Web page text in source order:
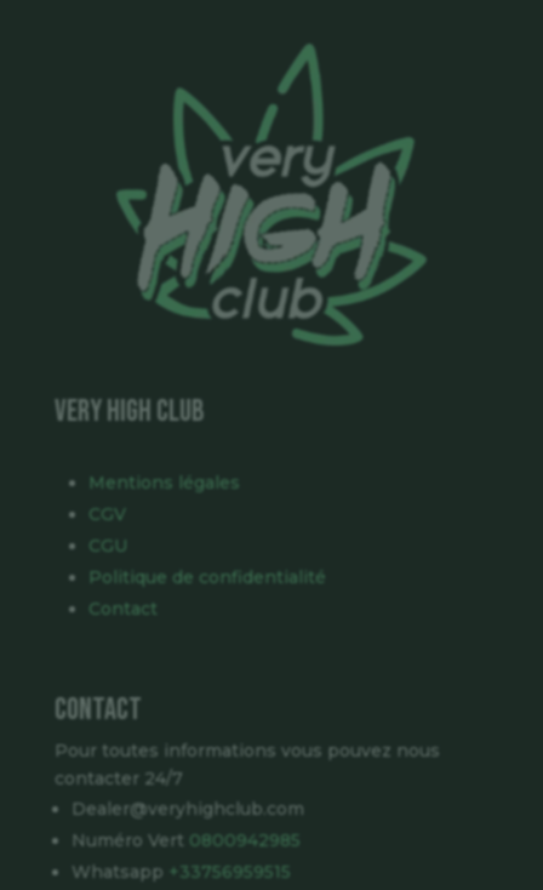
VERY HIGH CLUB
Mentions légales
CGV
CGU
Politique de confidentialité
Contact
Contact
Pour toutes informations vous pouvez nous
contacter 24/7
Dealer@veryhighclub.com
Numéro Vert 0800942985
Whatsapp +33756959515